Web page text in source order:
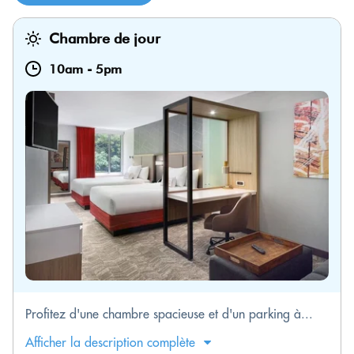
Chambre de jour
10am - 5pm
Profitez d'une chambre spacieuse et d'un parking à...
Afficher la description complète